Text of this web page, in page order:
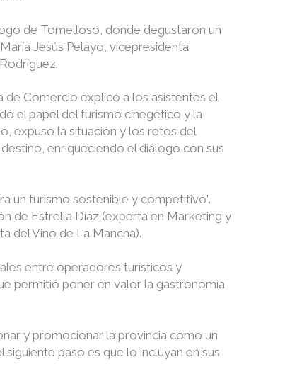
de Tomelloso, donde degustaron un
Jesús Pelayo, vicepresidenta
de Comercio explicó a los asistentes el
el papel del turismo cinegético y la
expuso la situación y los retos del
enriqueciendo el diálogo con sus
un turismo sostenible y competitivo”.
de Estrella Díaz (experta en Marketing y
del Vino de La Mancha).
entre operadores turísticos y
permitió poner en valor la gastronomía
y promocionar la provincia como un
paso es que lo incluyan en sus